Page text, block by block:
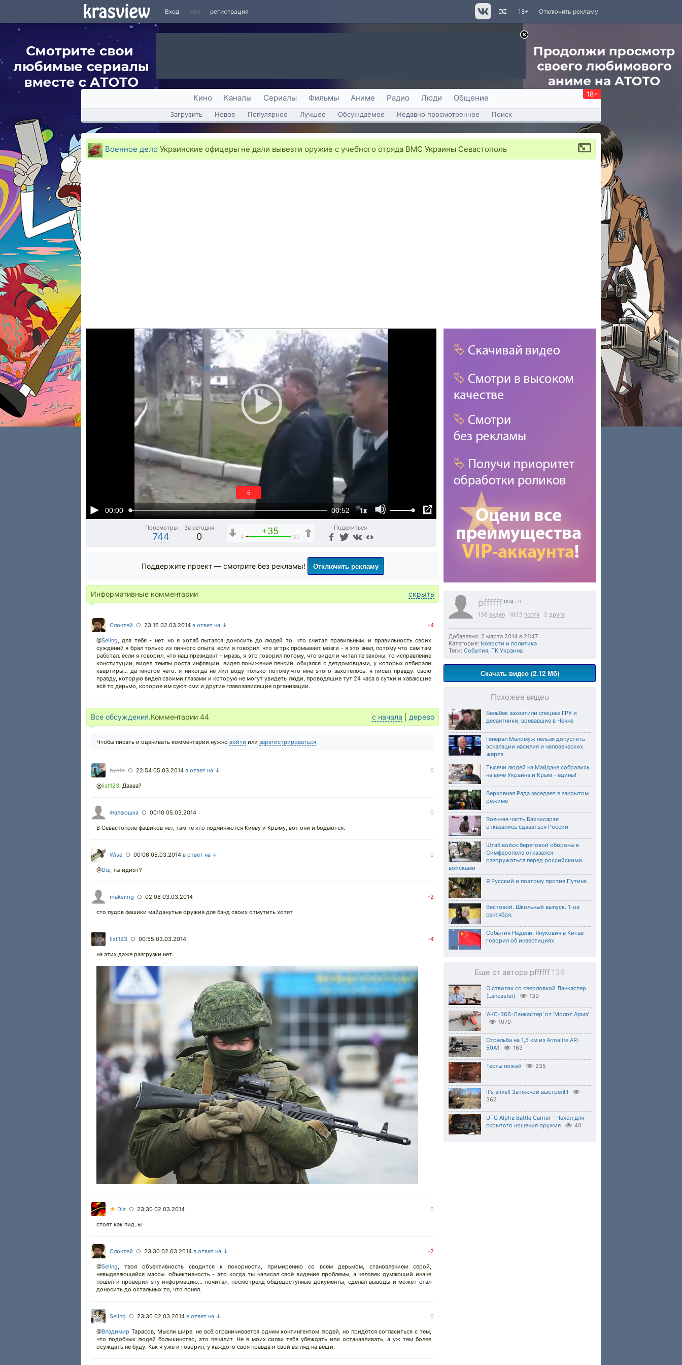
Вход или регистрация Отключить рекламу
18+
Кино Каналы Сериалы Фильмы Аниме Радио Люди Общение 18+
Загрузить Новое Популярное Лучшее Обсуждаемое Недавно просмотренное Поиск
Военное дело Украинские офицеры не дали вывезти оружие с учебного отряда ВМС Украины Севастополь
00:00 00:52 1x
5
Просмотры
744
За сегодня
0
+35
4 39
Поделиться
pffffff 1874 | 0
138 видео 1823 поста 2 друга
Добавлено: 2 марта 2014 в 21:47
Категория: Новости и политика
Теги: События, ТК Украина
Скачать видео (2.12 Мб)
Похожее видео
Бельбек захватили спецназ ГРУ и
десантники, воевавшие в Чечне
Генерал Маломуж нельзя допустить
эскалации насилия и человеческих
жертв
Тысячи людей на Майдане собрались
на вече Украина и Крым - едины!
Верховная Рада заседает в закрытом
режиме
Военная часть Бахчисарая
отказались сдаваться России
Штаб войск береговой обороны в
Симферополе отказался
разоружаться перед российскими
войсками
Я Русский и поэтому против Путина
Вестовой. Школьный выпуск. 1-ое
сентября.
События Недели. Янукович в Китае
говорил об инвестициях
Еще от автора pffffff 138
О стволах со сверловкой Ланкастер
(Lancaster)
139
'АКС-366-Ланкастер' от 'Молот Армз'
1070
Стрельба на 1,5 км из Armalite AR-
50A1
163
Тесты ножей 235
It's alive!! Затяжной выстрел!!!
362
UTG Alpha Battle Carrier - Чехол для
скрытого ношения оружия
40
Поддержите проект — смотрите без рекламы! Отключить рекламу
Информативные комментарии скрыть
Слоктей ○ 23:16 02.03.2014 в ответ на ↓ -4
@Seling,для тебя - нет. но я хотяб пытался доносить до людей то, что считал правильным. и правильность своих
суждений я брал только из личного опыта. если я говорил, что вгтрк промывает мозги - я это знал, потому что сам там
работал. если я говорил, что наш президент - мразь, я это говорил потому, что видел и читал те законы, то исправление
конституции, видел темпы роста инфляции, видел понижение пенсий, общался с детдомовцами, у которых отбирали
квартиры... да многое чего. я никогда не лил воду только потому,что мне этого захотелось. я писал правду. свою
правду, которую видел своими глазами и которую не могут увидеть люди, проводящие тут 24 часа в сутки и хавающие
всё то дерьмо, которое им суют сми и другие главозависящие организации.
Все обсуждения.Комментарии 44 с начала дерево
Чтобы писать и оценивать комментарии нужно войти или зарегистрироваться
bydlo ○ 22:54 05.03.2014 в ответ на ↓ 0
@list123, Даааа?
Фалеюшка ○ 00:10 05.03.2014 0
В Севастополе фашиков нет, там те кто подчиняются Киеву и Крыму, вот они и бодаются.
Wise ○ 00:06 05.03.2014 в ответ на ↓ 0
@Diz, ты идиот?
maksimg ○ 02:08 03.03.2014 -2
сто пудов фашики майданутые оружие для банд своих отмутить хотят
list123 ○ 00:55 03.03.2014 -4
на этих даже разгрузки нет.
★ Diz ○ 23:30 02.03.2014 0
стоят как пид..ы
Слоктей ○ 23:30 02.03.2014 в ответ на ↓ -2
@Seling, твоя объективность сводится к покорности, примирению со всем дерьмом, становлением серой,
невыделяющейся массы. объективность - это когда ты написал своё видение проблемы, а человек думающий иначе
пошёл и проверил эту информацию... почитал, посмотрелд общедоступные документы, сделал выводы и может стал
доносить до остальных то, что понял.
Seling ○ 23:30 02.03.2014 в ответ на ↓ 0
@Владимир Тарасов, Мысли шире, не всё ограничивается одним контингентом людей, но придётся согласиться с тем,
что подобных людей большинство, это печалит. Не в моих силах тебя убеждать или останавливать, а уж тем более
осуждать не буду. Как я уже и говорил, у каждого своя правда и свой взгляд на вещи.